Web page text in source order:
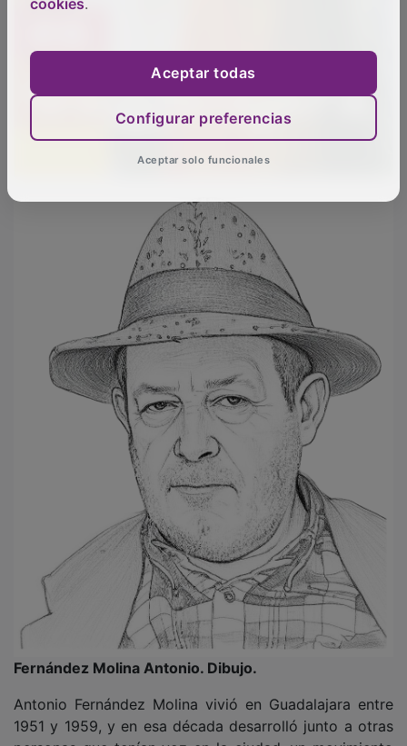
Fernández Molina Antonio. Dibujo.
1951 y 1959, y en esa década desarrolló junto a otras
personas que tenían voz en la ciudad, un movimiento
cookies.
Aceptar todas
Configurar preferencias
Aceptar solo funcionales